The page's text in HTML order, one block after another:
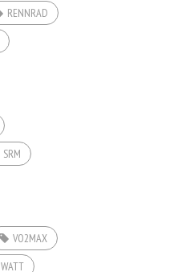
RENNRAD
SRM
VO2MAX
WATT